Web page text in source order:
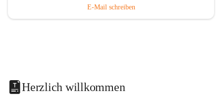
E-Mail schreiben
Herzlich willkommen